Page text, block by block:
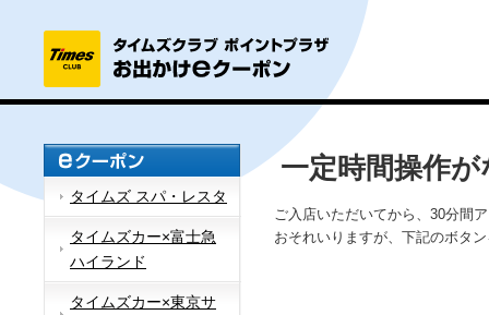
タイムズ スパ・レスタ
タイムズカー×富士急
ハイランド
タイムズカー×東京サ
一定時間操作
ご入店いただいてから、30分間
おそれいりますが、下記のボタ